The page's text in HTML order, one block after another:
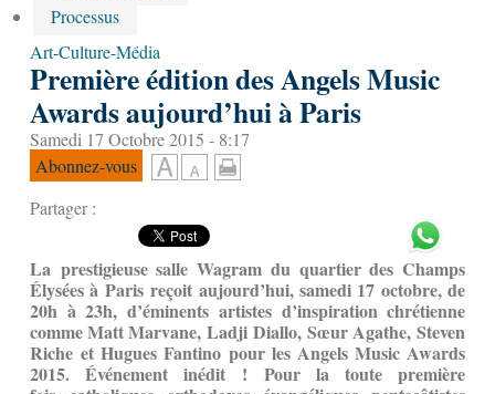
Processus
Art-Culture-Média
Première édition des Angels Music
Awards aujourd’hui à Paris
Samedi 17 Octobre 2015 - 8:17
Abonnez-vous
Partager :
La prestigieuse salle Wagram du quartier des Champs
Élysées à Paris reçoit aujourd’hui, samedi 17 octobre, de
20h à 23h, d’éminents artistes d’inspiration chrétienne
comme Matt Marvane, Ladji Diallo, Sœur Agathe, Steven
Riche et Hugues Fantino pour les Angels Music Awards
2015. Événement inédit ! Pour la toute première